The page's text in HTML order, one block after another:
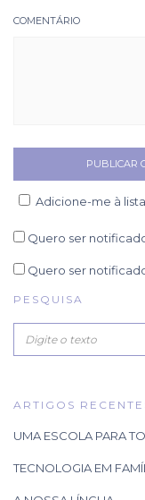
COMENTÁRIO
Adicione-me à
Quero ser
Quero ser
PESQUISA
ARTIGOS
UMA ESCOLA PARA
TECNOLOGIA EM